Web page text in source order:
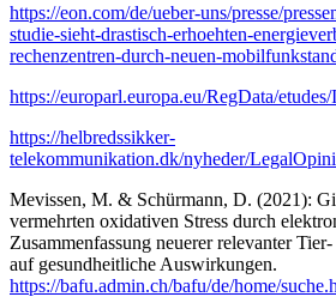
https://eon.com/de/ueber-uns/presse/
studie-sieht-drastisch-erhoehten-
rechenzentren-durch-neuen-
https://europarl.europa.eu/RegData/
https://helbredssikker-
telekommunikation.dk/nyheder/
Mevissen, M. & Schürmann, D. (2021):
vermehrten oxidativen Stress durch
Zusammenfassung neuerer relevanter
auf gesundheitliche Auswirkungen.
https://bafu.admin.ch/bafu/de/home/